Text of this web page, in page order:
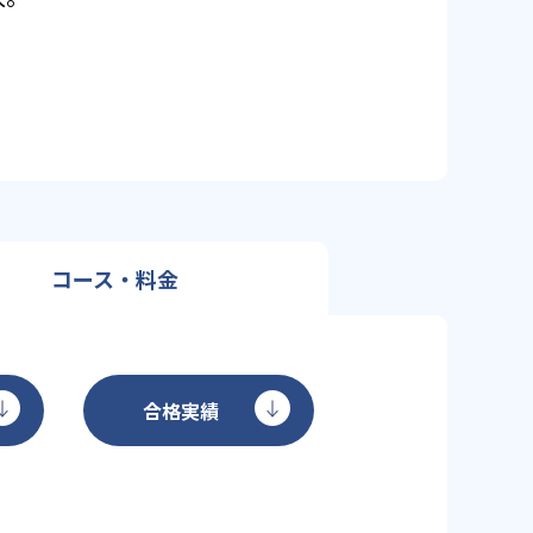
コース・料金
合格実績